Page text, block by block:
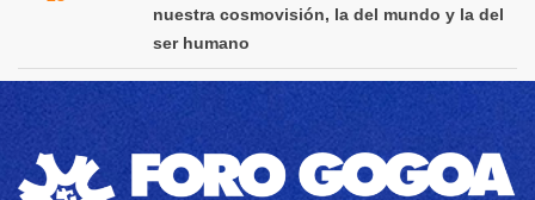
nuestra cosmovisión, la del mundo y la del
ser humano